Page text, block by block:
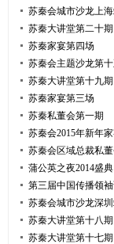
苏秦会城市沙龙上
苏秦大讲堂第二十期
苏秦家宴第四场
苏秦会主题沙龙第
苏秦大讲堂第十九期
苏秦家宴第三场
苏秦私董会第一期
苏秦会2015年新年
苏秦会区域总裁私
蒲公英之夜2014盛典
第三届中国传播领
苏秦会城市沙龙深
苏秦大讲堂第十八期
苏秦大讲堂第十七期